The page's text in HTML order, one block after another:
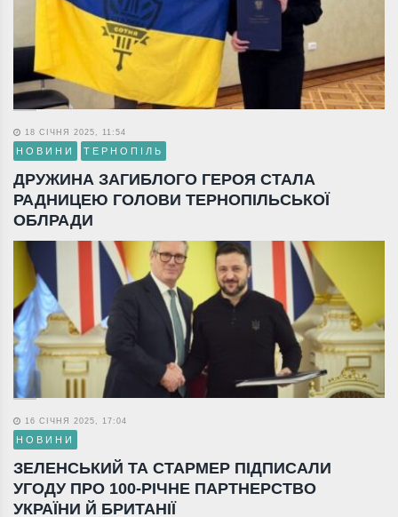
18 СІЧНЯ 2025, 11:54
НОВИНИ ТЕРНОПІЛЬ
ДРУЖИНА ЗАГИБЛОГО ГЕРОЯ СТАЛА
РАДНИЦЕЮ ГОЛОВИ ТЕРНОПІЛЬСЬКОЇ
ОБЛРАДИ
16 СІЧНЯ 2025, 17:04
НОВИНИ
ЗЕЛЕНСЬКИЙ ТА СТАРМЕР ПІДПИСАЛИ
УГОДУ ПРО 100-РІЧНЕ ПАРТНЕРСТВО
УКРАЇНИ Й БРИТАНІЇ